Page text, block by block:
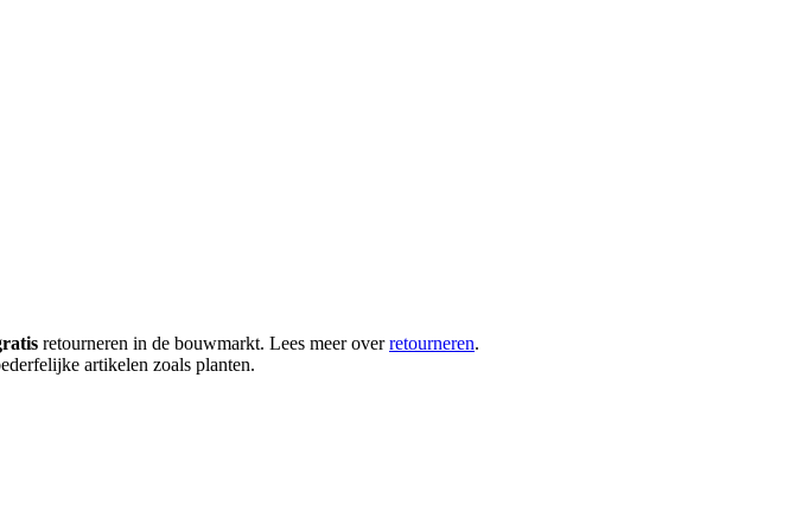
retourneren in de bouwmarkt. Lees meer overretourneren.
artikelen zoals planten.